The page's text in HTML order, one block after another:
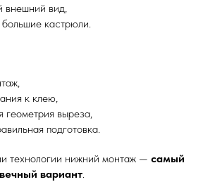
внешний вид,
кастрюли.
к клею,
геометрия выреза,
подготовка.
технологии нижний монтаж — самый
вариант.